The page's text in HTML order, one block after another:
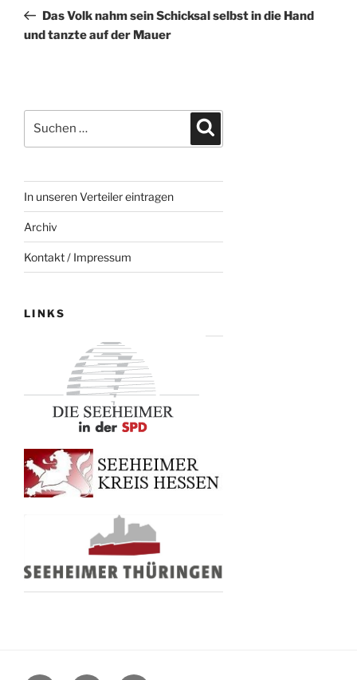
Beitrag
Das Volk nahm sein Schicksal selbst in die Hand
und tanzte auf der Mauer
nach:
In unseren Verteiler eintragen
Archiv
Kontakt / Impressum
LINKS